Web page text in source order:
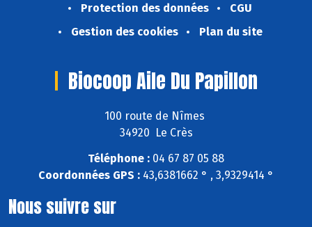
Protection des données
CGU
Gestion des cookies
Plan du site
Biocoop Aile Du Papillon
100 route de Nîmes
34920 Le Crès
Téléphone : 04 67 87 05 88
Coordonnées GPS : 43,6381662 ° , 3,9329414 °
Nous suivre sur